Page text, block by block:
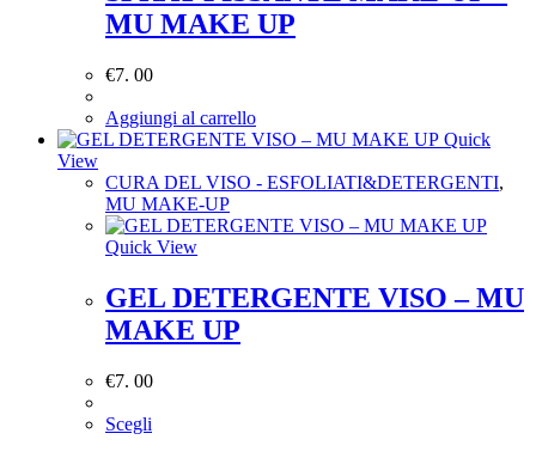
MU MAKE UP
€7. 00
Aggiungi al carrello
Quick
View
CURA DEL VISO - ESFOLIATI&DETERGENTI,
MU MAKE-UP
Quick View
GEL DETERGENTE VISO – MU
MAKE UP
€7. 00
Scegli